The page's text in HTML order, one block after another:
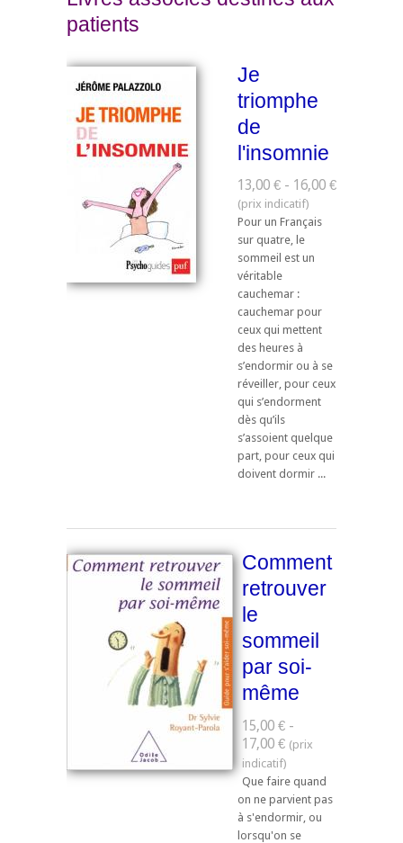
patients
Je
triomphe
de
l'insomnie
13,00 € - 16,00 €
Pour un Français
sur quatre, le
sommeil est un
véritable
cauchemar :
cauchemar pour
ceux qui mettent
des heures à
s’endormir ou à se
réveiller, pour ceux
qui s’endorment
dès qu’ils
s’assoient quelque
part, pour ceux qui
doivent dormir ...
Comment
retrouver
le
sommeil
par soi-
même
15,00 € -
17,00 €
Que faire quand
on ne parvient pas
à s'endormir, ou
lorsqu'on se